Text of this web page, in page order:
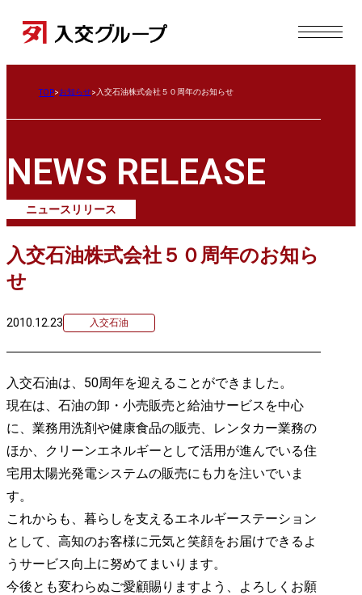
TOP お知らせ 入交石油株式会社５０周年のお知らせ
NEWS RELEASE
ニュースリリース
入交石油株式会社５０周年のお知ら
せ
2010.12.23 入交石油
入交石油は、50周年を迎えることができました。
現在は、石油の卸・小売販売と給油サービスを中心
に、業務用洗剤や健康食品の販売、レンタカー業務の
ほか、クリーンエネルギーとして活用が進んでいる住
宅用太陽光発電システムの販売にも力を注いでいま
す。
これからも、暮らしを支えるエネルギーステーション
として、高知のお客様に元気と笑顔をお届けできるよ
うサービス向上に努めてまいります。
今後とも変わらぬご愛顧賜りますよう、よろしくお願